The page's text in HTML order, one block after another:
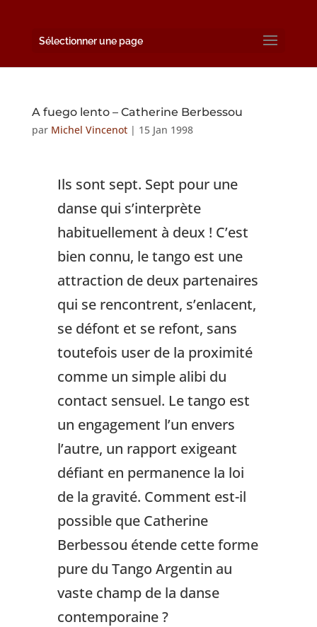
Sélectionner une page
A fuego lento – Catherine Berbessou
par Michel Vincenot| 15 Jan 1998
Ils sont sept. Sept pour une
danse qui s’interprète
habituellement à deux ! C’est
bien connu, le tango est une
attraction de deux partenaires
qui se rencontrent, s’enlacent,
se défont et se refont, sans
toutefois user de la proximité
comme un simple alibi du
contact sensuel. Le tango est
un engagement l’un envers
l’autre, un rapport exigeant
défiant en permanence la loi
de la gravité. Comment est-il
possible que Catherine
Berbessou étende cette forme
pure du Tango Argentin au
vaste champ de la danse
contemporaine ?